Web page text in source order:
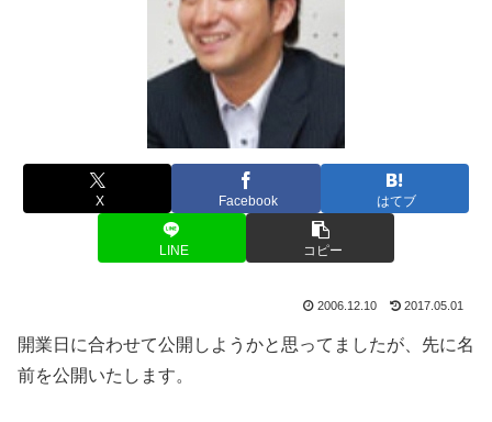
X Facebook はてブ
LINE コピー
2006.12.10 2017.05.01
開業日に合わせて公開しようかと思ってましたが、先に名
前を公開いたします。